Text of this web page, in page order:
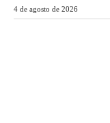
4 de agosto de 2026